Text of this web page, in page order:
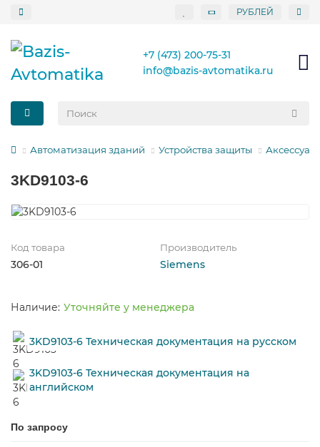
РУБЛЕЙ
+7 (473) 200-75-31
info@bazis-avtomatika.ru
Автоматизация зданий Устройства защиты
3KD9103-6
Код товара
306-01
Производитель
Siemens
Уточняйте у менеджера
3KD9103-6 Техническая документация на русском
3KD9103-6 Техническая документация на
английском
По запросу